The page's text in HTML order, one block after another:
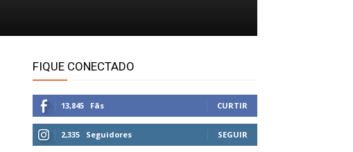
FIQUE CONECTADO
13,845 Fãs CURTIR
2,335 Seguidores SEGUIR